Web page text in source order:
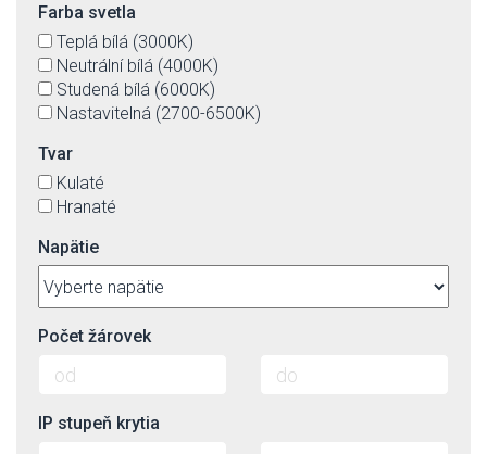
Farba svetla
Teplá bílá (3000K)
Neutrální bílá (4000K)
Studená bílá (6000K)
Nastavitelná (2700-6500K)
Tvar
Kulaté
Hranaté
Napätie
Počet žárovek
IP stupeň krytia